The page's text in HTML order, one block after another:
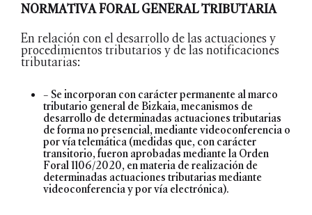
NORMATIVA FORAL GENERAL TRIBUTARIA
En relación con el desarrollo de las actuaciones y
procedimientos tributarios y de las notificaciones
tributarias:
– Se incorporan con carácter permanente al marco
tributario general de Bizkaia, mecanismos de
desarrollo de determinadas actuaciones tributarias
de forma no presencial, mediante videoconferencia o
por vía telemática (medidas que, con carácter
transitorio, fueron aprobadas mediante la Orden
Foral 1106/2020, en materia de realización de
determinadas actuaciones tributarias mediante
videoconferencia y por vía electrónica).